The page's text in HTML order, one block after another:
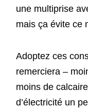
une multiprise
mais ça évite ce
Adoptez ces
remerciera –
moins de
d’électricité un